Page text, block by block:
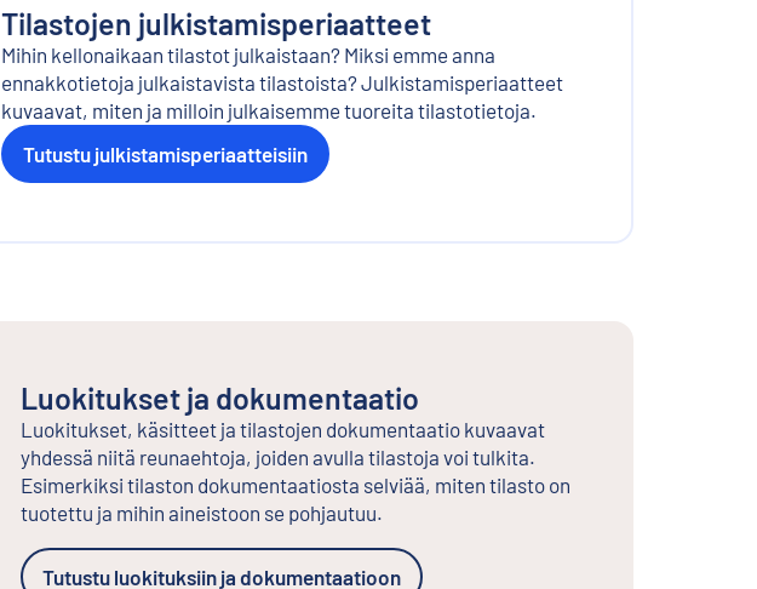
Tilastojen julkistamisperiaatteet
Mihin kellonaikaan tilastot julkaistaan? Miksi emme anna
ennakkotietoja julkaistavista tilastoista? Julkistamisperiaatteet
kuvaavat, miten ja milloin julkaisemme tuoreita tilastotietoja.
Tutustu julkistamisperiaatteisiin
Luokitukset ja dokumentaatio
Luokitukset, käsitteet ja tilastojen dokumentaatio kuvaavat
yhdessä niitä reunaehtoja, joiden avulla tilastoja voi tulkita.
Esimerkiksi tilaston dokumentaatiosta selviää, miten tilasto on
tuotettu ja mihin aineistoon se pohjautuu.
Tutustu luokituksiin ja dokumentaatioon